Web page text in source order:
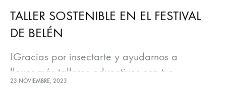
TALLER SOSTENIBLE EN EL FESTIVAL
DE BELÉN
!Gracias por insectarte y ayudarnos a
llevar más talleres educativos con tus
compras!
23 NOVIEMBRE, 2023